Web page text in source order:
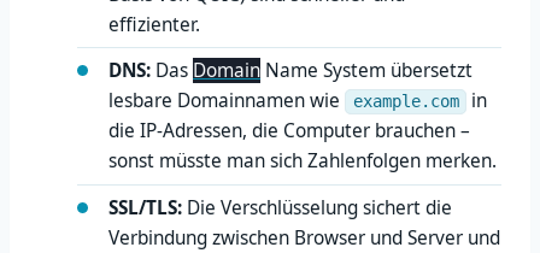
effizienter.
DNS: Das Domain Name System übersetzt
lesbare Domainnamen wie
example.com
in
die IP-Adressen, die Computer brauchen –
sonst müsste man sich Zahlenfolgen merken.
SSL/TLS: Die Verschlüsselung sichert die
Verbindung zwischen Browser und Server und